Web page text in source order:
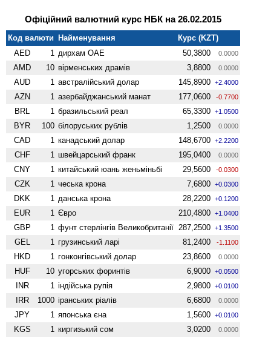
Офіційний валютний курс НБК на 26.02.2015
Код валюти Найменування
Курс (KZT)
AED
1 дирхам ОАЕ 50,3800 0.0000
AMD 10 вiрменських драмів 3,8800 0.0000
AUD 1 австралійський долар 145,8900 +2.4000
AZN 1 азербайджанський манат 177,0600 -0.7700
BRL 1 бразильський реал 65,3300 +1.0500
BYR 100 білоруських рублів 1,2500 0.0000
CAD 1 канадський долар 148,6700 +2.2200
CHF 1 швейцарський франк 195,0400 0.0000
CNY 1 китайський юань женьмiньбi 29,5600 -0.0300
CZK 1 чеська крона 7,6800 +0.0300
DKK 1 данська крона 28,2200 +0.1200
EUR 1 Євро 210,4800 +1.0400
GBP 1 фунт стерлінгів Велико­британії 287,2500 +1.3500
GEL 1 грузинський ларі 81,2400 -1.1100
HKD 1 гонконгівський долар 23,8600 0.0000
HUF 10 угорських форинтів 6,9000 +0.0500
INR 1 індійська рупія 2,9800 +0.0100
IRR 1000 іранських ріалів 6,6800 0.0000
JPY 1 японська єна 1,5600 +0.0100
KGS 1 киргизький сом 3,0200 0.0000